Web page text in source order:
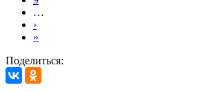
…
›
»
Поделиться: